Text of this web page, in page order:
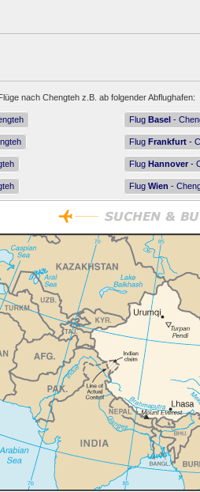
nach Chengteh z.B. ab folgender Abflughafen:
Flug Basel -
Flug Frankfurt -
Flug Hannover -
Flug Wien -